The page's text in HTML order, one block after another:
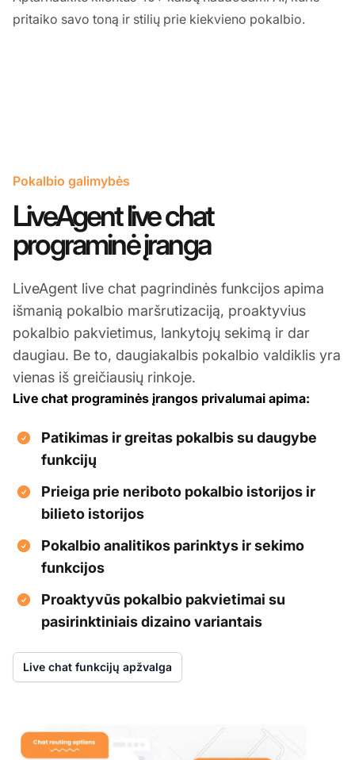
pritaiko savo toną ir stilių prie kiekvieno pokalbio.
Pokalbio galimybės
LiveAgent live chat
programinė įranga
LiveAgent live chat pagrindinės funkcijos apima
išmanią pokalbio maršrutizaciją, proaktyvius
pokalbio pakvietimus, lankytojų sekimą ir dar
daugiau. Be to, daugiakalbis pokalbio valdiklis yra
vienas iš greičiausių rinkoje.
Live chat programinės įrangos privalumai apima:
Patikimas ir greitas pokalbis su daugybe
funkcijų
Prieiga prie neriboto pokalbio istorijos ir
bilieto istorijos
Pokalbio analitikos parinktys ir sekimo
funkcijos
Proaktyvūs pokalbio pakvietimai su
pasirinktiniais dizaino variantais
Live chat funkcijų apžvalga